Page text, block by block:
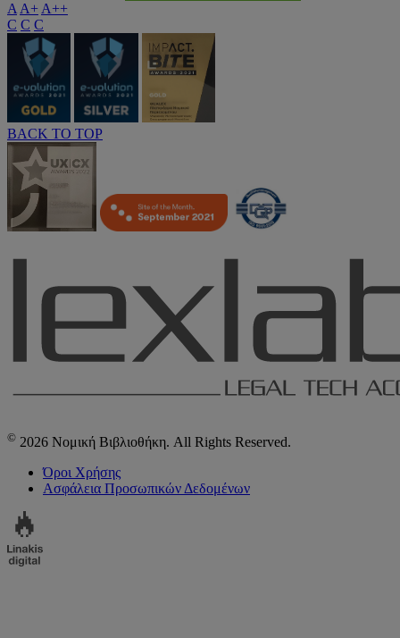
A A+ A++
C C C
BACK TO TOP
© 2026 Νομική Βιβλιοθήκη. All Rights Reserved.
Όροι Χρήσης
Ασφάλεια Προσωπικών Δεδομένων